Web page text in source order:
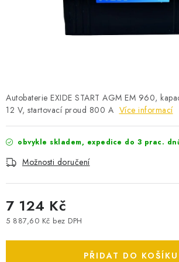
LITHIOVÉ BATERIE
MĚNIČE NAPĚTÍ
TESTERY BATERIÍ
BATERIE PRO VYSAVAČE
BATERIE PRO NOUZOVÁ OSVĚTLENÍ
Autobaterie EXIDE START AGM EM 960,
12 V, startovací proud 800 A Více informací
obvykle skladem, expedice do 3 prac.
Možnosti doručení
7 124 Kč
5 887,60 Kč bez DPH
PŘIDAT DO KOŠÍKU